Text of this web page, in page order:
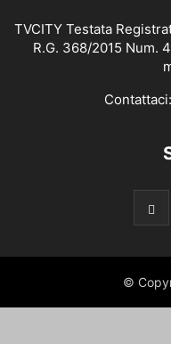
TVCITY Testata
R.G. 368/2015 Num.
Contattaci:
©